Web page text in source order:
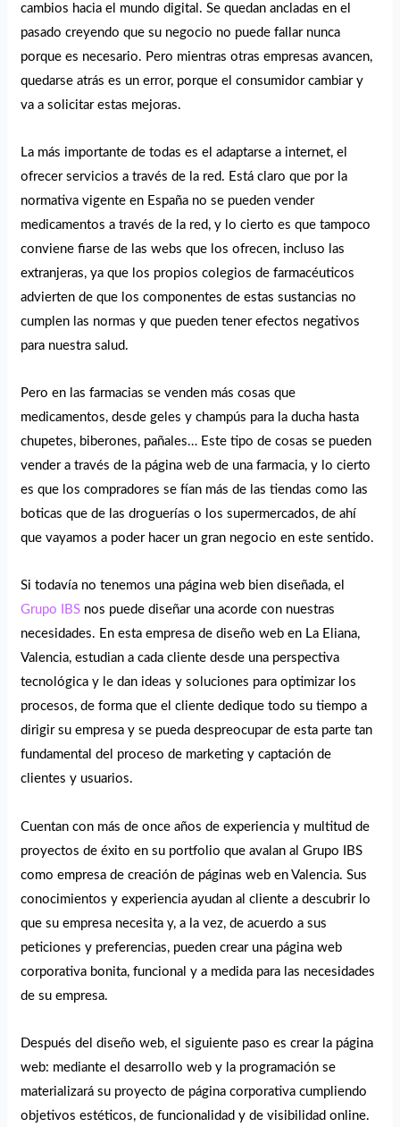
cambios hacia el mundo digital. Se quedan ancladas en el
pasado creyendo que su negocio no puede fallar nunca
porque es necesario. Pero mientras otras empresas avancen,
quedarse atrás es un error, porque el consumidor cambiar y
va a solicitar estas mejoras.
La más importante de todas es el adaptarse a internet, el
ofrecer servicios a través de la red. Está claro que por la
normativa vigente en España no se pueden vender
medicamentos a través de la red, y lo cierto es que tampoco
conviene fiarse de las webs que los ofrecen, incluso las
extranjeras, ya que los propios colegios de farmacéuticos
advierten de que los componentes de estas sustancias no
cumplen las normas y que pueden tener efectos negativos
para nuestra salud.
Pero en las farmacias se venden más cosas que
medicamentos, desde geles y champús para la ducha hasta
chupetes, biberones, pañales… Este tipo de cosas se pueden
vender a través de la página web de una farmacia, y lo cierto
es que los compradores se fían más de las tiendas como las
boticas que de las droguerías o los supermercados, de ahí
que vayamos a poder hacer un gran negocio en este sentido.
Si todavía no tenemos una página web bien diseñada, el
Grupo IBS nos puede diseñar una acorde con nuestras
necesidades. En esta empresa de diseño web en La Eliana,
Valencia, estudian a cada cliente desde una perspectiva
tecnológica y le dan ideas y soluciones para optimizar los
procesos, de forma que el cliente dedique todo su tiempo a
dirigir su empresa y se pueda despreocupar de esta parte tan
fundamental del proceso de marketing y captación de
clientes y usuarios.
Cuentan con más de once años de experiencia y multitud de
proyectos de éxito en su portfolio que avalan al Grupo IBS
como empresa de creación de páginas web en Valencia. Sus
conocimientos y experiencia ayudan al cliente a descubrir lo
que su empresa necesita y, a la vez, de acuerdo a sus
peticiones y preferencias, pueden crear una página web
corporativa bonita, funcional y a medida para las necesidades
de su empresa.
Después del diseño web, el siguiente paso es crear la página
web: mediante el desarrollo web y la programación se
materializará su proyecto de página corporativa cumpliendo
objetivos estéticos, de funcionalidad y de visibilidad online.